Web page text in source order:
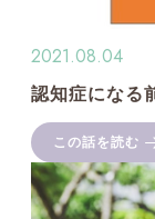
2021.08.04
認知症になる
この話を読む